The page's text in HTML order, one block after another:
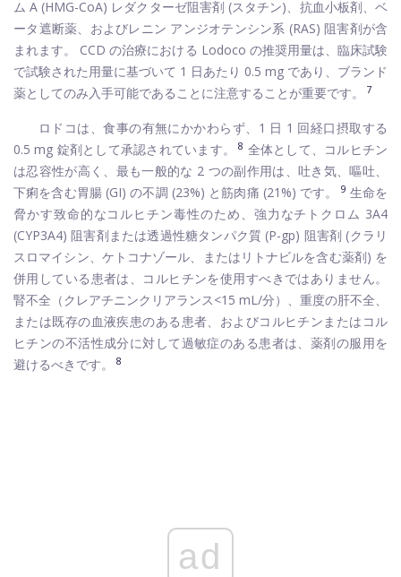
ム A (HMG-CoA) レダクターゼ阻害剤 (スタチン)、抗血小板剤、ベ
ータ遮断薬、およびレニン アンジオテンシン系 (RAS) 阻害剤が含
まれます。 CCD の治療における Lodoco の推奨用量は、臨床試験
で試験された用量に基づいて 1 日あたり 0.5 mg であり、ブランド
薬としてのみ入手可能であることに注意することが重要です。
7
ロドコは、食事の有無にかかわらず、1 日 1 回経口摂取する
0.5 mg 錠剤として承認されています。
8 全体として、コルヒチン
は忍容性が高く、最も一般的な 2 つの副作用は、吐き気、嘔吐、
下痢を含む胃腸 (GI) の不調 (23%) と筋肉痛 (21%) です。
9 生命を
脅かす致命的なコルヒチン毒性のため、強力なチトクロム 3A4
(CYP3A4) 阻害剤または透過性糖タンパク質 (P-gp) 阻害剤 (クラリ
スロマイシン、ケトコナゾール、またはリトナビルを含む薬剤) を
併用している患者は、コルヒチンを使用すべきではありません。
腎不全（クレアチニンクリアランス<15 mL/分）、重度の肝不全、
または既存の血液疾患のある患者、およびコルヒチンまたはコル
ヒチンの不活性成分に対して過敏症のある患者は、薬剤の服用を
避けるべきです。
8
ad